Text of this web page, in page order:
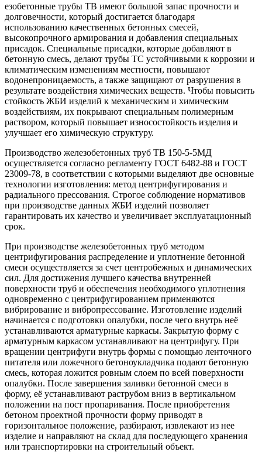
езобетонные трубы ТВ имеют большой запас прочности и
долговечности, который достигается благодаря
использованию качественных бетонных смесей,
высокопрочного армирования и добавления специальных
присадок. Специальные присадки, которые добавляют в
бетонную смесь, делают трубы ТС устойчивыми к коррозии и
климатическим изменениям местности, повышают
водонепроницаемость, а также защищают от разрушения в
результате воздействия химических веществ. Чтобы повысить
стойкость ЖБИ изделий к механическим и химическим
воздействиям, их покрывают специальным полимерным
раствором, который повышает износостойкость изделия и
улучшает его химическую структуру.
Производство железобетонных труб ТВ 150-5-5МД
осуществляется согласно регламенту ГОСТ 6482-88 и ГОСТ
23009-78, в соответствии с которыми выделяют две основные
технологии изготовления: метод центрифугирования и
радиального прессования. Строгое соблюдение нормативов
при производстве данных ЖБИ изделий позволяет
гарантировать их качество и увеличивает эксплуатационный
срок.
При производстве железобетонных труб методом
центрифугирования распределение и уплотнение бетонной
смеси осуществляется за счет центробежных и динамических
сил. Для достижения лучшего качества внутренней
поверхности труб и обеспечения необходимого уплотнения
одновременно с центрифугированием применяются
вибрирование и вибропрессование. Изготовление изделий
начинается с подготовки опалубки, после чего внутрь неё
устанавливаются арматурные каркасы. Закрытую форму с
арматурным каркасом устанавливают на центрифугу. При
вращении центрифуги внутрь формы с помощью ленточного
питателя или ложечного бетоноукладчика подают бетонную
смесь, которая ложится ровным слоем по всей поверхности
опалубки. После завершения заливки бетонной смеси в
форму, её устанавливают раструбом вниз в вертикальном
положении на пост пропаривания. После приобретения
бетоном проектной прочности форму приводят в
горизонтальное положение, разбирают, извлекают из нее
изделие и направляют на склад для последующего хранения
или транспортировки на строительный объект.